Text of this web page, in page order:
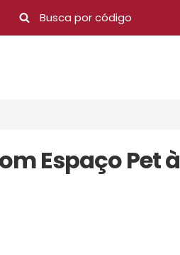
Espaço Pet à